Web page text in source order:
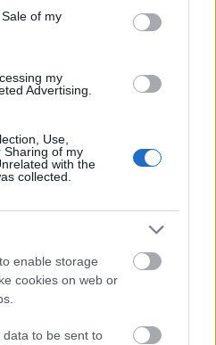
of my
my
Advertising.
Use,
Sharing of my
with the
collected.
enable storage
cookies on web or
to be sent to
el-Aszad szíriai elnök,
ellenes felkelők oldalán